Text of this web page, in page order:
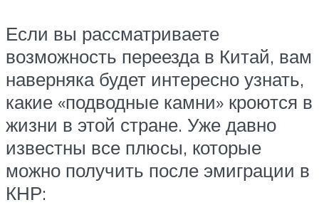
Если вы рассматриваете
возможность переезда в Китай, вам
наверняка будет интересно узнать,
какие «подводные камни» кроются в
жизни в этой стране. Уже давно
известны все плюсы, которые
можно получить после эмиграции в
КНР: